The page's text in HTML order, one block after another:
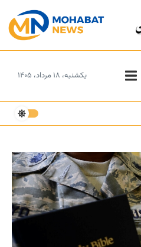
یکشنبه، ۱۸ مرداد، ۱۴۰۵